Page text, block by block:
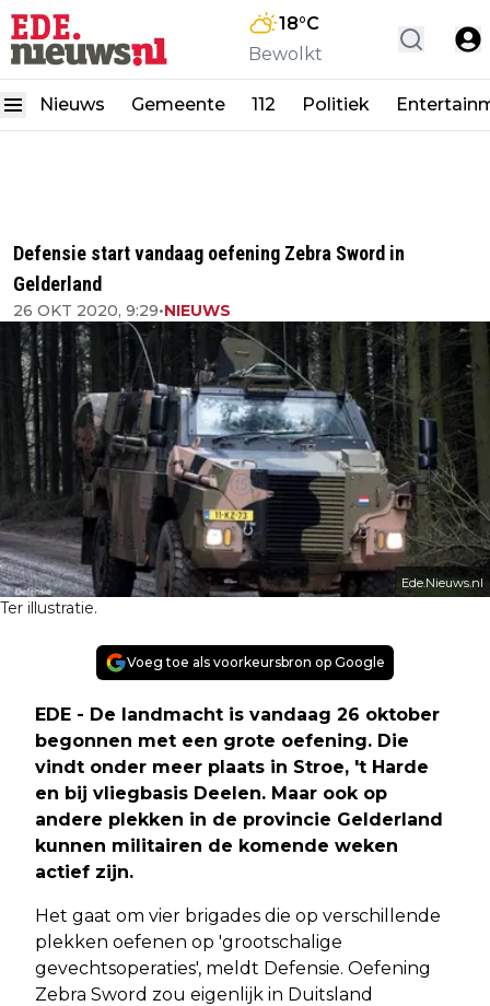
18°C
Bewolkt
Nieuws Gemeente 112 Politiek
Defensie start vandaag oefening Zebra Sword in
Gelderland
26 OKT 2020, 9:29•NIEUWS
Ede.Nieuws.nl
Ter illustratie.
Voeg toe als voorkeursbron op Google
EDE - De landmacht is vandaag 26 oktober
begonnen met een grote oefening. Die
vindt onder meer plaats in Stroe, 't Harde
en bij vliegbasis Deelen. Maar ook op
andere plekken in de provincie Gelderland
kunnen militairen de komende weken
actief zijn.
Het gaat om vier brigades die op verschillende
plekken oefenen op 'grootschalige
gevechtsoperaties', meldt Defensie. Oefening
Zebra Sword zou eigenlijk in Duitsland